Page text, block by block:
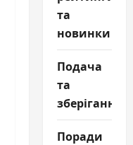
та
новинки
Подача
та
зберігання
Поради